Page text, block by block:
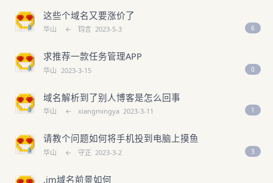
这些个域名又要涨价了
华山 ← 钧言 2023-5-3 6
求推荐一款任务管理APP
华山 2023-3-15 0
域名解析到了别人博客是怎么回事
华山 ← xiangmingya 2023-3-11 1
请教个问题如何将手机投到电脑上摸鱼
华山 ← 守正 2023-3-2 3
.im域名前景如何